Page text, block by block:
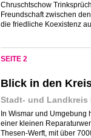
Chruschtschow
Freundschaft zwischen
die friedliche Koexistenz
SEITE 2
Blick in den
Stadt- und Landkreis
In Wismar und
einer kleinen
Thesen-Werft, mit über